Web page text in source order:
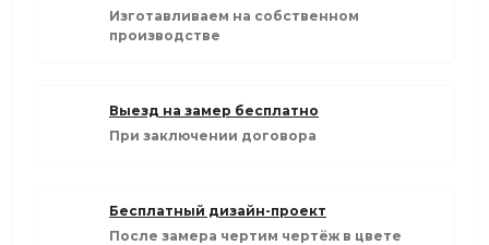
Изготавливаем на собственном
производстве
Выезд на замер бесплатно
При заключении договора
Бесплатный дизайн-проект
После замера чертим чертёж в цвете